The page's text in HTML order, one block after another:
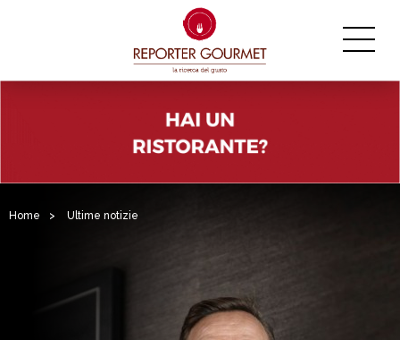
Home > Ultime notizie